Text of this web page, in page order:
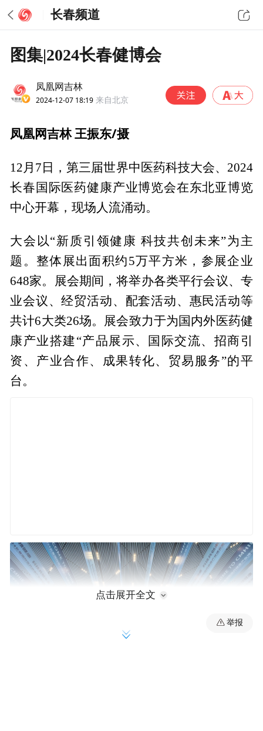
长春频道
图集|2024长春健博会
凤凰网吉林
2024-12-07 18:19 来自北京
凤凰网吉林 王振东/摄
12月7日，第三届世界中医药科技大会、2024
长春国际医药健康产业博览会在东北亚博览
中心开幕，现场人流涌动。
大会以“新质引领健康 科技共创未来”为主
题。整体展出面积约5万平方米，参展企业
648家。展会期间，将举办各类平行会议、专
业会议、经贸活动、配套活动、惠民活动等
共计6大类26场。展会致力于为国内外医药健
康产业搭建“产品展示、国际交流、招商引
资、产业合作、成果转化、贸易服务”的平
台。
点击展开全文
举报